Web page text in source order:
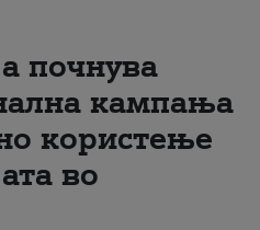
почнува
кампања
користење
во